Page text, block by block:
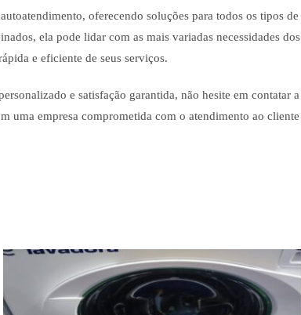
oferecendo soluções para todos os tipos de
ela pode lidar com as mais variadas necessidades dos
e eficiente de seus serviços.
e satisfação garantida, não hesite em contatar a
uma empresa comprometida com o atendimento ao cliente